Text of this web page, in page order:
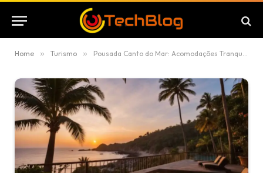
Home » Turismo » Pousada Canto do Mar: Acomodações Tranquilas na Praia